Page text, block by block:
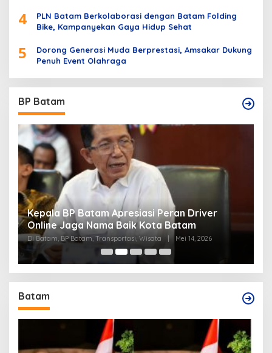
4
PLN Batam Berkolaborasi dengan Batam Folding
Bike, Kampanyekan Gaya Hidup Sehat
5
Dorong Generasi Muda Berprestasi, Amsakar Dukung
Penuh Event Olahraga
BP Batam
Kepala BP Batam Apresiasi Peran Driver
Online Jaga Nama Baik Kota Batam
Di Batam, BP Batam, Transportasi, Wisata | Mei 14, 2026
Batam